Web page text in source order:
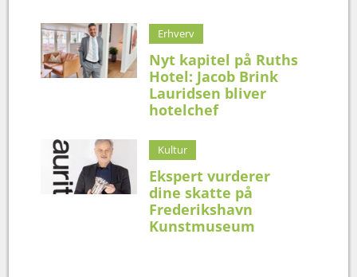
Erhverv
Nyt kapitel på Ruths
Hotel: Jacob Brink
Lauridsen bliver
hotelchef
Kultur
Ekspert vurderer
dine skatte på
Frederikshavn
Kunstmuseum